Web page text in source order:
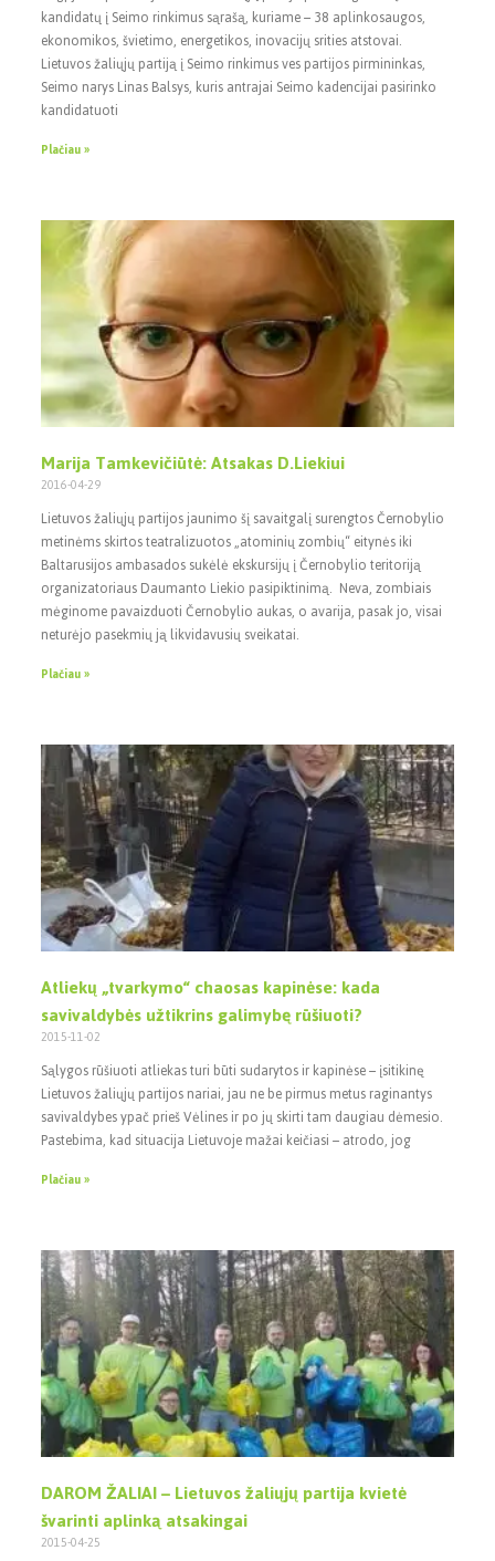
kandidatų į Seimo rinkimus sąrašą, kuriame – 38 aplinkosaugos,
ekonomikos, švietimo, energetikos, inovacijų srities atstovai.
Lietuvos žaliųjų partiją į Seimo rinkimus ves partijos pirmininkas,
Seimo narys Linas Balsys, kuris antrajai Seimo kadencijai pasirinko
kandidatuoti
Plačiau »
Marija Tamkevičiūtė: Atsakas D.Liekiui
2016-04-29
Lietuvos žaliųjų partijos jaunimo šį savaitgalį surengtos Černobylio
metinėms skirtos teatralizuotos „atominių zombių“ eitynės iki
Baltarusijos ambasados sukėlė ekskursijų į Černobylio teritoriją
organizatoriaus Daumanto Liekio pasipiktinimą. Neva, zombiais
mėginome pavaizduoti Černobylio aukas, o avarija, pasak jo, visai
neturėjo pasekmių ją likvidavusių sveikatai.
Plačiau »
Atliekų „tvarkymo“ chaosas kapinėse: kada
savivaldybės užtikrins galimybę rūšiuoti?
2015-11-02
Sąlygos rūšiuoti atliekas turi būti sudarytos ir kapinėse – įsitikinę
Lietuvos žaliųjų partijos nariai, jau ne be pirmus metus raginantys
savivaldybes ypač prieš Vėlines ir po jų skirti tam daugiau dėmesio.
Pastebima, kad situacija Lietuvoje mažai keičiasi – atrodo, jog
Plačiau »
DAROM ŽALIAI – Lietuvos žaliųjų partija kvietė
švarinti aplinką atsakingai
2015-04-25